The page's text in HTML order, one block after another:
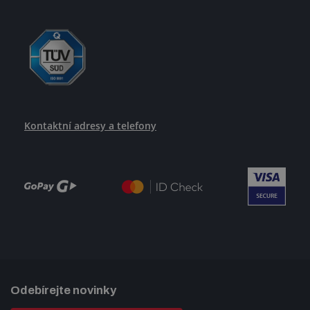
Kontaktní adresy a telefony
Odebírejte novinky